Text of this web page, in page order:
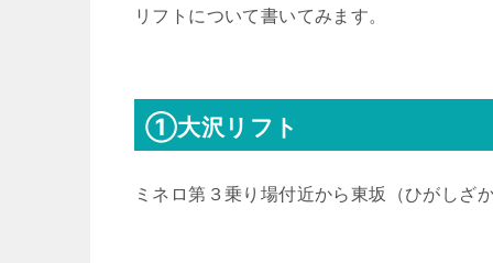
リフトについて書いてみます。
①大沢リフト
ミネロ第３乗り場付近から東坂（ひがしざ